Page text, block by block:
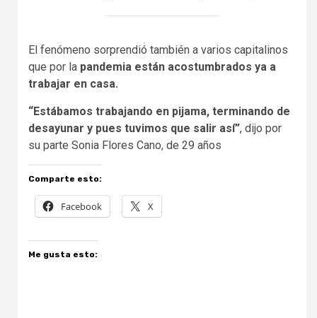
El fenómeno sorprendió también a varios capitalinos
que por la pandemia están acostumbrados ya a
trabajar en casa.
“Estábamos trabajando en pijama, terminando de
desayunar y pues tuvimos que salir así”, dijo por
su parte Sonia Flores Cano, de 29 años
Comparte esto:
Facebook X
Me gusta esto: